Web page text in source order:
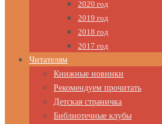
2020 год
2019 год
2018 год
2017 год
Читателям
Книжные новинки
Рекомендуем прочитать
Детская страничка
Библиотечные клубы